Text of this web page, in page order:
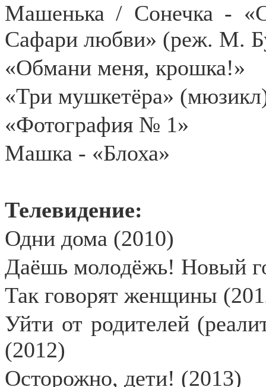
Машенька / Сонечка -
Сафари любви» (реж. М.
«Обмани меня, крошка!»
«Три мушкетёра»
«Фотография № 1»
Машка - «Блоха»
Телевидение:
Одни дома (2010)
Даёшь молодёжь! Новый
Так говорят женщины
Уйти от родителей
(2012)
Осторожно, дети! (2013)